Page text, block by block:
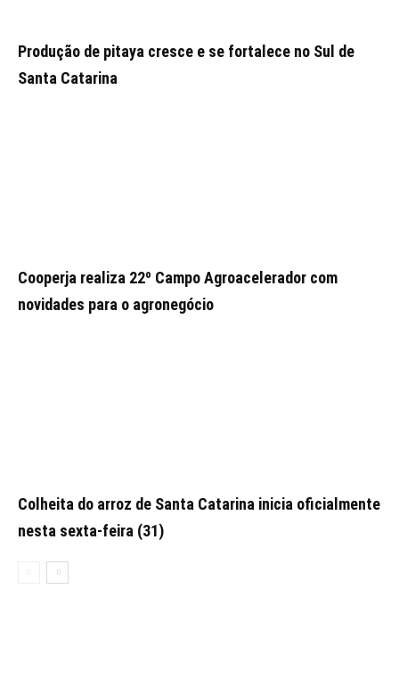
Produção de pitaya cresce e se fortalece no Sul de
Santa Catarina
Cooperja realiza 22º Campo Agroacelerador com
novidades para o agronegócio
Colheita do arroz de Santa Catarina inicia oficialmente
nesta sexta-feira (31)